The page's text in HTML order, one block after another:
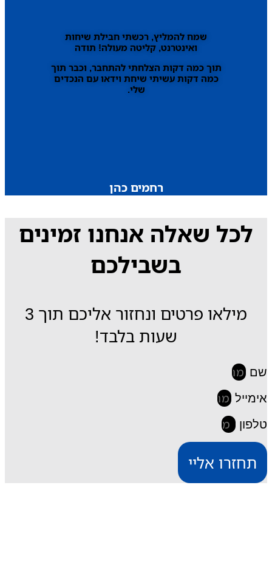
שמח להמליץ, רכשתי חבילת שיחות
ואינטרנט, קליטה מעולה! תודה
תוך כמה דקות הצלחתי להתחבר, וכבר תוך
כמה דקות עשיתי שיחת וידאו עם הנכדים
שלי.
רחמים כהן
לכל שאלה אנחנו זמינים
בשבילכם
מילאו פרטים ונחזור אליכם תוך 3
שעות בלבד!
שם
אימייל
טלפון
תחזרו אליי